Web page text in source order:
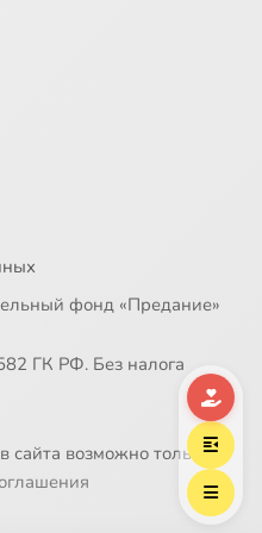
Aвaнгapд, 2006)
фонд «Предание»
ГК РФ. Без налога
сайта возможно только в